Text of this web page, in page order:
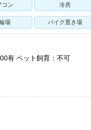
コン 冷房
場 バイク置き場
有 ペット飼育：不可